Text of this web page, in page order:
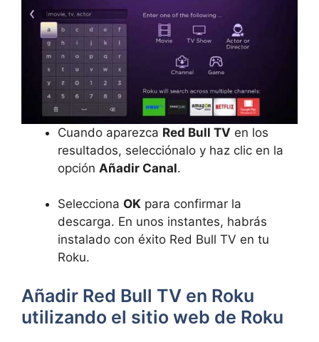
Cuando aparezca Red Bull TV en los
resultados, selecciónalo y haz clic en la
opción Añadir Canal.
Selecciona OK para confirmar la
descarga. En unos instantes, habrás
instalado con éxito Red Bull TV en tu
Roku.
Añadir Red Bull TV en Roku
utilizando el sitio web de Roku